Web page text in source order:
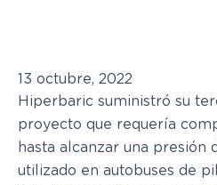
13 octubre, 2022
Hiperbaric suministró su
proyecto que requería
hasta alcanzar una presión
utilizado en autobuses de